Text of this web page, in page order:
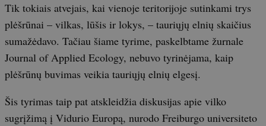
Tik tokiais atvejais, kai vienoje teritorijoje sutinkami trys
plėšrūnai – vilkas, lūšis ir lokys, – tauriųjų elnių skaičius
sumažėdavo. Tačiau šiame tyrime, paskelbtame žurnale
Journal of Applied Ecology, nebuvo tyrinėjama, kaip
plėšrūnų buvimas veikia tauriųjų elnių elgesį.
Šis tyrimas taip pat atskleidžia diskusijas apie vilko
sugrįžimą į Vidurio Europą, nurodo Freiburgo universiteto